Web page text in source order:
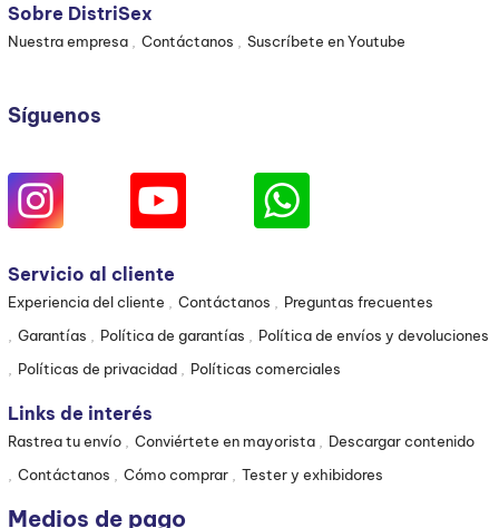
Sobre DistriSex
Nuestra empresa Contáctanos Suscríbete en Youtube
Síguenos
Servicio al cliente
Experiencia del cliente Contáctanos
Preguntas frecuentes
Garantías
Política de garantías
Política de envíos y devoluciones
Políticas de privacidad
Políticas comerciales
Links de interés
Rastrea tu envío Conviértete en mayorista
Descargar contenido
Contáctanos
Cómo comprar Tester y exhibidores
Medios de pago